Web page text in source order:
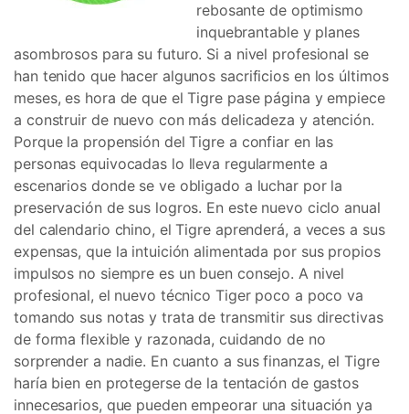
rebosante de optimismo
inquebrantable y planes
asombrosos para su futuro. Si a nivel profesional se
han tenido que hacer algunos sacrificios en los últimos
meses, es hora de que el Tigre pase página y empiece
a construir de nuevo con más delicadeza y atención.
Porque la propensión del Tigre a confiar en las
personas equivocadas lo lleva regularmente a
escenarios donde se ve obligado a luchar por la
preservación de sus logros. En este nuevo ciclo anual
del calendario chino, el Tigre aprenderá, a veces a sus
expensas, que la intuición alimentada por sus propios
impulsos no siempre es un buen consejo. A nivel
profesional, el nuevo técnico Tiger poco a poco va
tomando sus notas y trata de transmitir sus directivas
de forma flexible y razonada, cuidando de no
sorprender a nadie. En cuanto a sus finanzas, el Tigre
haría bien en protegerse de la tentación de gastos
innecesarios, que pueden empeorar una situación ya